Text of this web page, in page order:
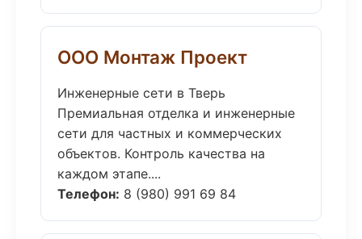
ООО Монтаж Проект
Инженерные сети в Тверь
Премиальная отделка и инженерные
сети для частных и коммерческих
объектов. Контроль качества на
каждом этапе....
Телефон: 8 (980) 991 69 84